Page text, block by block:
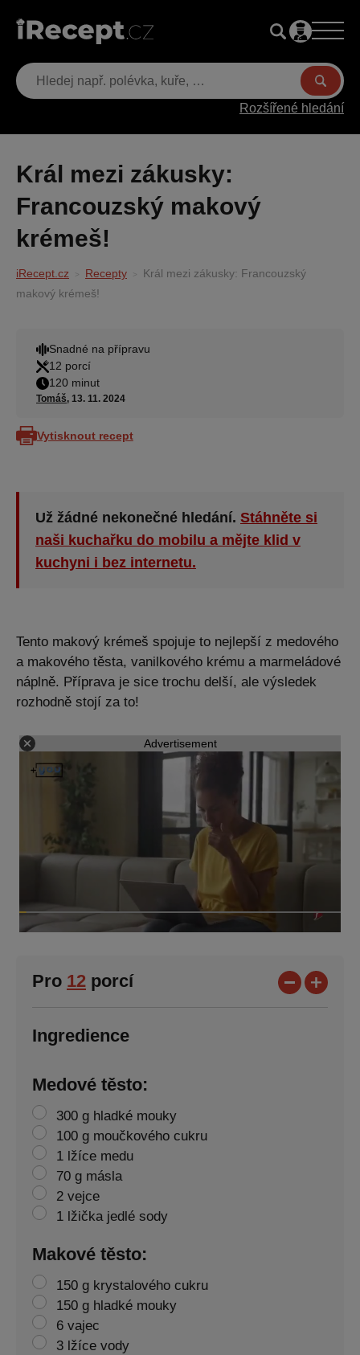
Rozšířené hledání
Král mezi zákusky:
Francouzský makový
krémeš!
iRecept.cz Recepty
Král mezi zákusky: Francouzský
makový krémeš!
Snadné na přípravu
12 porcí
120 minut
Tomáš, 13. 11. 2024
Vytisknout recept
Už žádné nekonečné hledání. Stáhněte si
naši kuchařku do mobilu a mějte klid v
kuchyni i bez internetu.
Tento makový krémeš spojuje to nejlepší z medového
a makového těsta, vanilkového krému a marmeládové
náplně. Příprava je sice trochu delší, ale výsledek
rozhodně stojí za to!
Advertisement
Pro 12 porcí
Ingredience
Medové těsto:
300 g hladké mouky
100 g moučkového cukru
1 lžíce medu
70 g másla
2 vejce
1 lžička jedlé sody
Makové těsto:
150 g krystalového cukru
150 g hladké mouky
6 vajec
3 lžíce vody